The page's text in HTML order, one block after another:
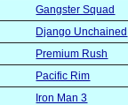
Gangster Squad
Django Unchained
Premium Rush
Pacific Rim
Iron Man 3